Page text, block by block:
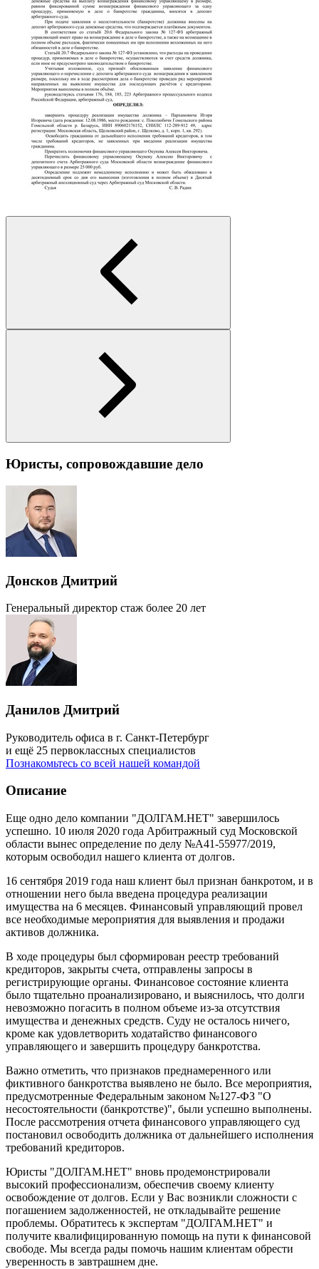
Юристы, сопровождавшие дело
Донсков Дмитрий
Генеральный директор стаж более 20 лет
Данилов Дмитрий
Руководитель офиса в г. Санкт-Петербург
и ещё 25 первоклассных специалистов
Познакомьтесь со всей нашей командой
Описание
Еще одно дело компании "ДОЛГАМ.НЕТ" завершилось
успешно. 10 июля 2020 года Арбитражный суд Московской
области вынес определение по делу №А41-55977/2019,
которым освободил нашего клиента от долгов.
16 сентября 2019 года наш клиент был признан банкротом, и в
отношении него была введена процедура реализации
имущества на 6 месяцев. Финансовый управляющий провел
все необходимые мероприятия для выявления и продажи
активов должника.
В ходе процедуры был сформирован реестр требований
кредиторов, закрыты счета, отправлены запросы в
регистрирующие органы. Финансовое состояние клиента
было тщательно проанализировано, и выяснилось, что долги
невозможно погасить в полном объеме из-за отсутствия
имущества и денежных средств. Суду не осталось ничего,
кроме как удовлетворить ходатайство финансового
управляющего и завершить процедуру банкротства.
Важно отметить, что признаков преднамеренного или
фиктивного банкротства выявлено не было. Все мероприятия,
предусмотренные Федеральным законом №127-ФЗ "О
несостоятельности (банкротстве)", были успешно выполнены.
После рассмотрения отчета финансового управляющего суд
постановил освободить должника от дальнейшего исполнения
требований кредиторов.
Юристы "ДОЛГАМ.НЕТ" вновь продемонстрировали
высокий профессионализм, обеспечив своему клиенту
освобождение от долгов. Если у Вас возникли сложности с
погашением задолженностей, не откладывайте решение
проблемы. Обратитесь к экспертам "ДОЛГАМ.НЕТ" и
получите квалифицированную помощь на пути к финансовой
свободе. Мы всегда рады помочь нашим клиентам обрести
уверенность в завтрашнем дне.